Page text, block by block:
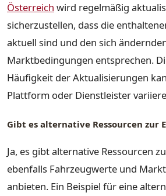
Österreich wird regelmäßig
sicherzustellen, dass die
aktuell sind und den sich
Marktbedingungen entsprechen.
Häufigkeit der Aktualisierungen
Plattform oder Dienstleister
Gibt es alternative Ressourcen zur
Ja, es gibt alternative Ressourcen
ebenfalls Fahrzeugwerte und
anbieten. Ein Beispiel für eine